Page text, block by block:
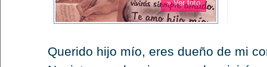
» Ver foto
Querido hijo mío, eres dueño de mi